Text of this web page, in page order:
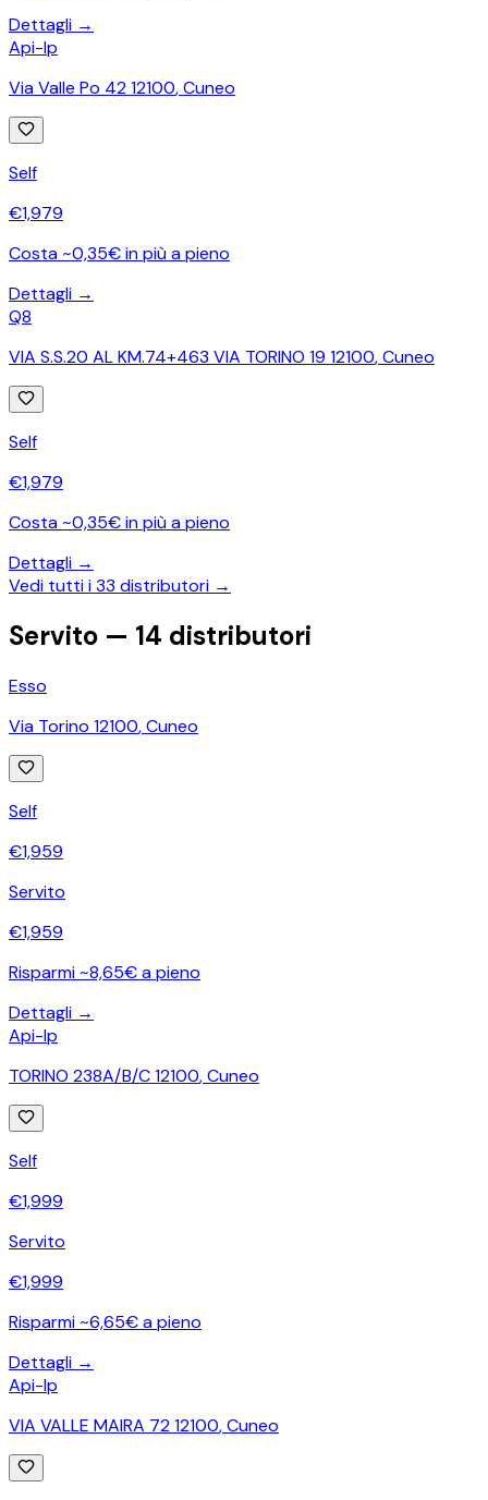
Dettagli →
Api-Ip
Via Valle Po 42 12100,Cuneo
Self
€1,979
Costa ~0,35€ in più a pieno
Dettagli →
Q8
VIA S.S.20 AL KM.74+463 VIA TORINO 19 12100,Cuneo
Self
€1,979
Costa ~0,35€ in più a pieno
Dettagli →
Vedi tutti i33 distributori →
Servito — 14 distributori
Esso
Via Torino 12100,Cuneo
Self
€1,959
Servito
€1,959
Risparmi ~8,65€ a pieno
Dettagli →
Api-Ip
TORINO 238A/B/C 12100,Cuneo
Self
€1,999
Servito
€1,999
Risparmi ~6,65€ a pieno
Dettagli →
Api-Ip
VIA VALLE MAIRA 72 12100,Cuneo